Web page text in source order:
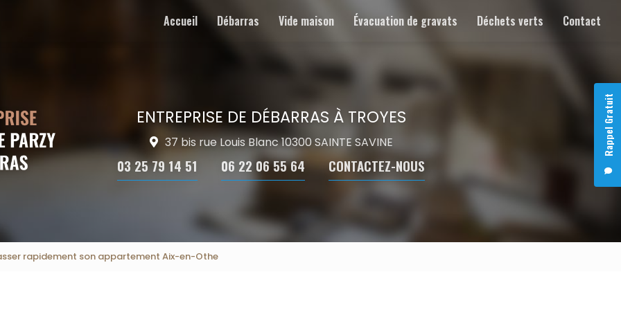
Rappel Gratuit
Accueil
Débarras Vide maison Évacuation de gravats Déchets verts Contact
ENTREPRISE DE DÉBARRAS À TROYES
37 bis rue Louis Blanc 10300 SAINTE SAVINE
03 25 79 14 51 06 22 06 55 64 CONTACTEZ-NOUS
rapidement son appartement Aix-en-Othe